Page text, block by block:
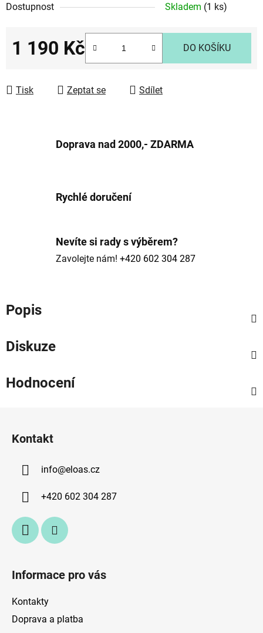
Dostupnost Skladem (1 ks)
1 190 Kč DO KOŠÍKU
Tisk Zeptat se Sdílet
Doprava nad 2000,- ZDARMA
Rychlé doručení
Nevíte si rady s výběrem?
Zavolejte nám! +420 602 304 287
Popis
Diskuze
Hodnocení
Kontakt
info@eloas.cz
+420 602 304 287
Informace pro vás
Kontakty
Doprava a platba